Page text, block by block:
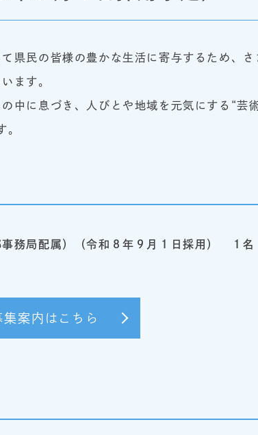
県民の皆様の豊かな生活に寄与するため、さ
ます。
中に息づき、人びとや地域を元気にする“芸
。
事務局配属）（令和８年９月１日採用） １名
集案内はこちら